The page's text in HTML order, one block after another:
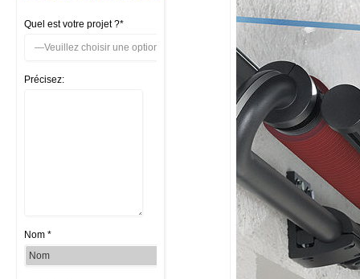
Quel est votre projet ?*
Précisez:
Nom *